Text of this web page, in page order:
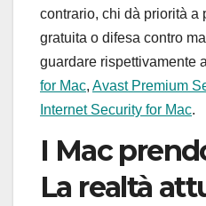
contrario, chi dà priorità a
gratuita o difesa contro
guardare rispettivamente a
for Mac, Avast Premium
Internet Security for Mac.
I Mac
La realtà